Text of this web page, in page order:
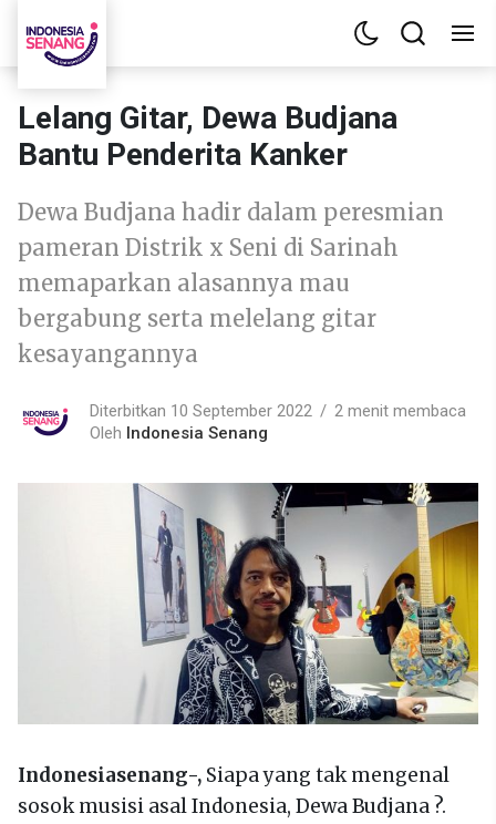
Lelang Gitar, Dewa Budjana
Bantu Penderita Kanker
Dewa Budjana hadir dalam peresmian
pameran Distrik x Seni di Sarinah
memaparkan alasannya mau
bergabung serta melelang gitar
kesayangannya
Diterbitkan 10 September 2022
2 menit membaca
Oleh Indonesia Senang
Indonesiasenang-, Siapa yang tak mengenal
sosok musisi asal Indonesia, Dewa Budjana ?.